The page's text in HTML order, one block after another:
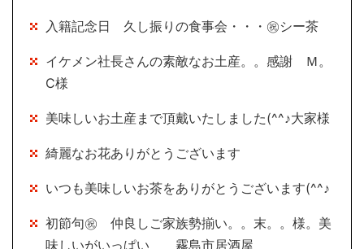
入籍記念日 久し振りの食事会・・・㊗シー茶
イケメン社長さんの素敵なお土産。。感謝 Ｍ。
Ⅽ様
美味しいお土産まで頂戴いたしました(^^♪大家様
綺麗なお花ありがとうございます
いつも美味しいお茶をありがとうございます(^^♪
初節句㊗ 仲良しご家族勢揃い。。末。。様。美
味しいがいっぱい 霧島市居酒屋